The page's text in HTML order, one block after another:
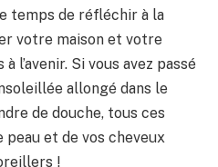
temps de réfléchir à la
votre maison et votre
l’avenir. Si vous avez passé
allongé dans le
de douche, tous ces
et de vos cheveux
!